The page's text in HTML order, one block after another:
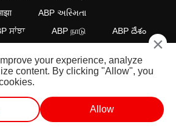
ABP અસ્મિતા
ਸਾਂਝਾ ABP நாடு ABP దేశం
DNPA Code of Ethics.
Copyright@2026.
×
your experience, analyze
content. By clicking "Allow", you
Allow